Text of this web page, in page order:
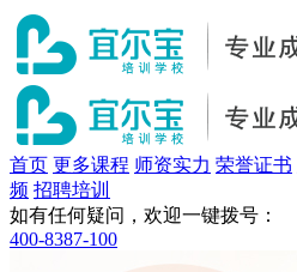
首页 更多课程 师资实力 荣誉证书
频 招聘培训
如有任何疑问，欢迎一键拨号：
400-8387-100